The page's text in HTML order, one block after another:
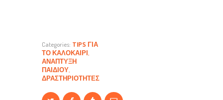
Categories: TIPS ΓΙΑ
ΤΟ ΚΑΛΟΚΑΊΡΙ
ΑΝΆΠΤΥΞΗ
ΠΑΙΔΙΟΎ
ΔΡΑΣΤΗΡΙΌΤΗΤΕΣ